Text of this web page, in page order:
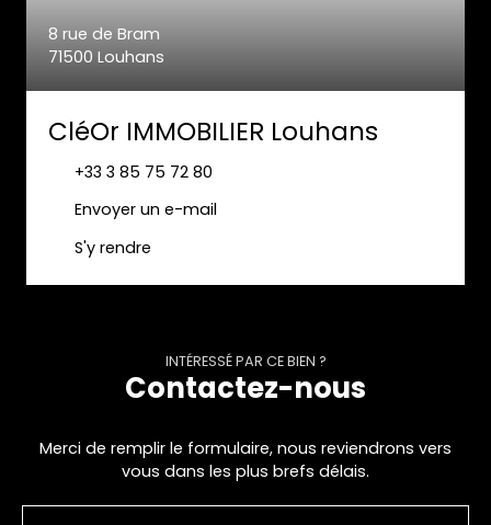
8 rue de Bram
71500 Louhans
CléOr IMMOBILIER Louhans
+33 3 85 75 72 80
Envoyer un e-mail
S'y rendre
INTÉRESSÉ PAR CE BIEN ?
Contactez-nous
Merci de remplir le formulaire, nous reviendrons vers
vous dans les plus brefs délais.